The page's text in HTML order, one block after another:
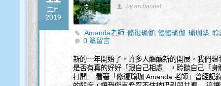
二月
2019
by archangel
Amanda老師,修復瑜伽,慢慢瑜伽,瑜珈墊,聆
0 篇留言
新的一年開始了，許多人醞釀新的開展，我們
是否有真的好好「跟自己相處」，聆聽自己「
打開」 看著「修復瑜珈 Amanda 老師」曾經記